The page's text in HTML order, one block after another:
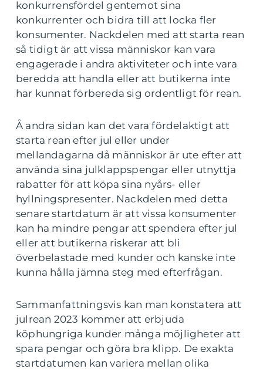
konkurrensfördel gentemot sina
konkurrenter och bidra till att locka fler
konsumenter. Nackdelen med att starta rean
så tidigt är att vissa människor kan vara
engagerade i andra aktiviteter och inte vara
beredda att handla eller att butikerna inte
har kunnat förbereda sig ordentligt för rean.
Å andra sidan kan det vara fördelaktigt att
starta rean efter jul eller under
mellandagarna då människor är ute efter att
använda sina julklappspengar eller utnyttja
rabatter för att köpa sina nyårs- eller
hyllningspresenter. Nackdelen med detta
senare startdatum är att vissa konsumenter
kan ha mindre pengar att spendera efter jul
eller att butikerna riskerar att bli
överbelastade med kunder och kanske inte
kunna hålla jämna steg med efterfrågan.
Sammanfattningsvis kan man konstatera att
julrean 2023 kommer att erbjuda
köphungriga kunder många möjligheter att
spara pengar och göra bra klipp. De exakta
startdatumen kan variera mellan olika